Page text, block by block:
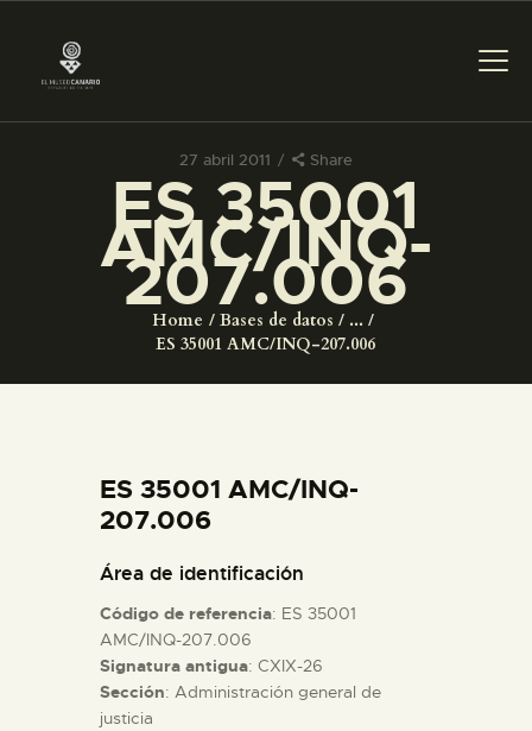
27 abril 2011 Share
ES 35001
AMC/INQ-
207.006
Home Bases de datos
...
ES 35001 AMC/INQ-207.006
PREPARAR LA VISITA
ACTIVIDADES
COLECCIONES
ESPAÑOL
PREPARAR LA VISITA
ES 35001 AMC/INQ-
207.006
Área de identificación
Código de referencia: ES 35001
AMC/INQ-207.006
Signatura antigua: CXIX-26
Sección: Administración general de
justicia